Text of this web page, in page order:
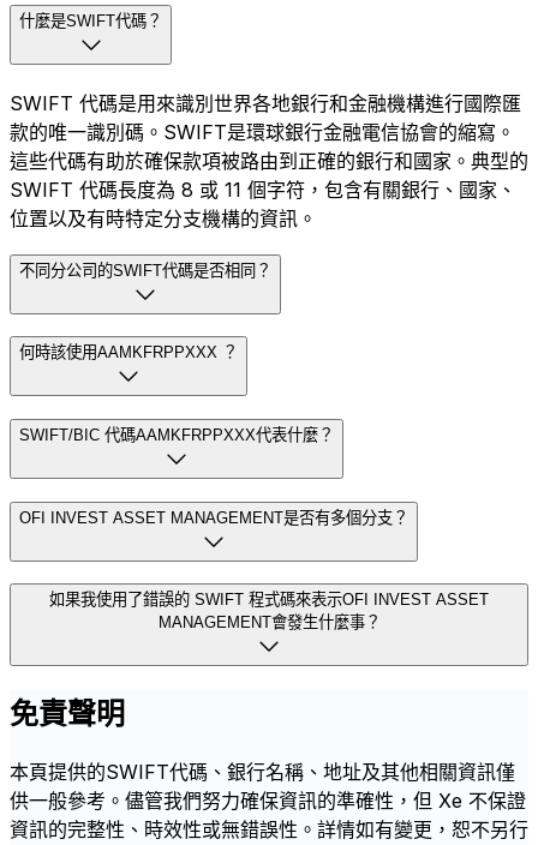
什麼是SWIFT代碼？
SWIFT 代碼是用來識別世界各地銀行和金融機構進行國際匯
款的唯一識別碼。SWIFT是環球銀行金融電信協會的縮寫。
這些代碼有助於確保款項被路由到正確的銀行和國家。典型的
SWIFT 代碼長度為 8 或 11 個字符，包含有關銀行、國家、
位置以及有時特定分支機構的資訊。
不同分公司的SWIFT代碼是否相同？
何時該使用AAMKFRPPXXX ？
SWIFT/BIC 代碼AAMKFRPPXXX代表什麼？
OFI INVEST ASSET MANAGEMENT是否有多個分支？
如果我使用了錯誤的 SWIFT 程式碼來表示OFI INVEST ASSET
MANAGEMENT會發生什麼事？
免責聲明
本頁提供的SWIFT代碼、銀行名稱、地址及其他相關資訊僅
供一般參考。儘管我們努力確保資訊的準確性，但 Xe 不保證
資訊的完整性、時效性或無錯誤性。詳情如有變更，恕不另行